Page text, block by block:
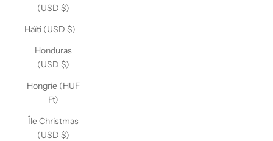
(USD $)
Haïti (USD $)
Honduras
(USD $)
Hongrie (HUF
Ft)
Île Christmas
(USD $)